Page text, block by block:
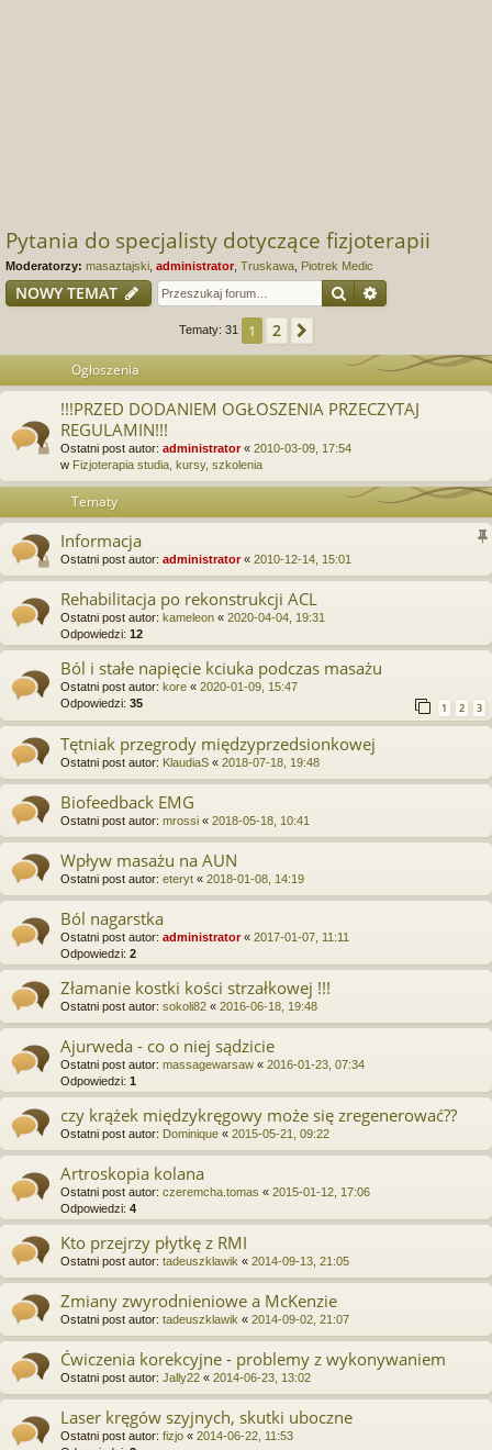
Pytania do specjalisty dotyczące fizjoterapii
Moderatorzy: masaztajski administrator Truskawa Piotrek Medic
NOWY TEMAT SzukajWyszukiwanie
Tematy: 31 1 2
Ogłoszenia
!!!PRZED DODANIEM OGŁOSZENIA PRZECZYTAJ
REGULAMIN!!!
Ostatni post autor: administrator« 2010-03-09, 17:54
w Fizjoterapia studia, kursy, szkolenia
Tematy
Informacja
Ostatni post autor: administrator« 2010-12-14, 15:01
Rehabilitacja po rekonstrukcji ACL
Ostatni post autor: kameleon « 2020-04-04, 19:31
Odpowiedzi: 12
Ból i stałe napięcie kciuka podczas masażu
Ostatni post autor: kore « 2020-01-09, 15:47
Odpowiedzi: 35 1 2 3
Tętniak przegrody międzyprzedsionkowej
Ostatni post autor: KlaudiaS « 2018-07-18, 19:48
Biofeedback EMG
Ostatni post autor: mrossi « 2018-05-18, 10:41
Wpływ masażu na AUN
Ostatni post autor: eteryt « 2018-01-08, 14:19
Ból nagarstka
Ostatni post autor: administrator« 2017-01-07, 11:11
Odpowiedzi: 2
Złamanie kostki kości strzałkowej !!!
Ostatni post autor: sokoli82 « 2016-06-18, 19:48
Ajurweda - co o niej sądzicie
Ostatni post autor: massagewarsaw « 2016-01-23, 07:34
Odpowiedzi: 1
czy krążek międzykręgowy może się zregenerować??
Ostatni post autor: Dominique « 2015-05-21, 09:22
Artroskopia kolana
Ostatni post autor: czeremcha.tomas « 2015-01-12, 17:06
Odpowiedzi: 4
Kto przejrzy płytkę z RMI
Ostatni post autor: tadeuszklawik « 2014-09-13, 21:05
Zmiany zwyrodnieniowe a McKenzie
Ostatni post autor: tadeuszklawik « 2014-09-02, 21:07
Ćwiczenia korekcyjne - problemy z wykonywaniem
Ostatni post autor: Jally22 « 2014-06-23, 13:02
Laser kręgów szyjnych, skutki uboczne
Ostatni post autor: fizjo « 2014-06-22, 11:53